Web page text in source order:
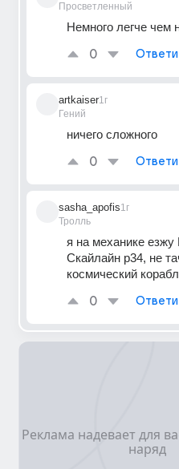
Просветленный
Немного легче чем
0
artkaiser
Гений
1г
ничего сложного
0
sasha_apofis
Тролль
1г
я на механике езжу
Скайлайн р34, не
космический
0